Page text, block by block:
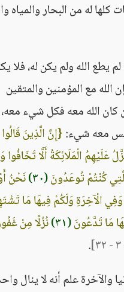
كلها له من البحار والمياه
يطع الله ولم يكن له، فلا
الله مع المؤمنين والمتقين
كان الله معه فكل شيء
معه شيء:{إِنَّ الَّذِينَ قَالُوا
عَلَيْهِمُ الْمَلَائِكَةُ أَلَّا تَخَافُوا
كُنْتُمْ تُوعَدُونَ(٣٠)
نَحْنُ
وَفِي الْآخِرَةِ وَلَكُمْ فِيهَا مَا
مَا تَدَّعُونَ(٣١)
نُزُلًا مِنْ
.
والآخرة علم أنه لا ينال